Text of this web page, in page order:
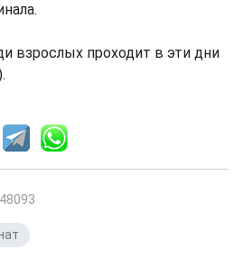
взрослых проходит в эти дни